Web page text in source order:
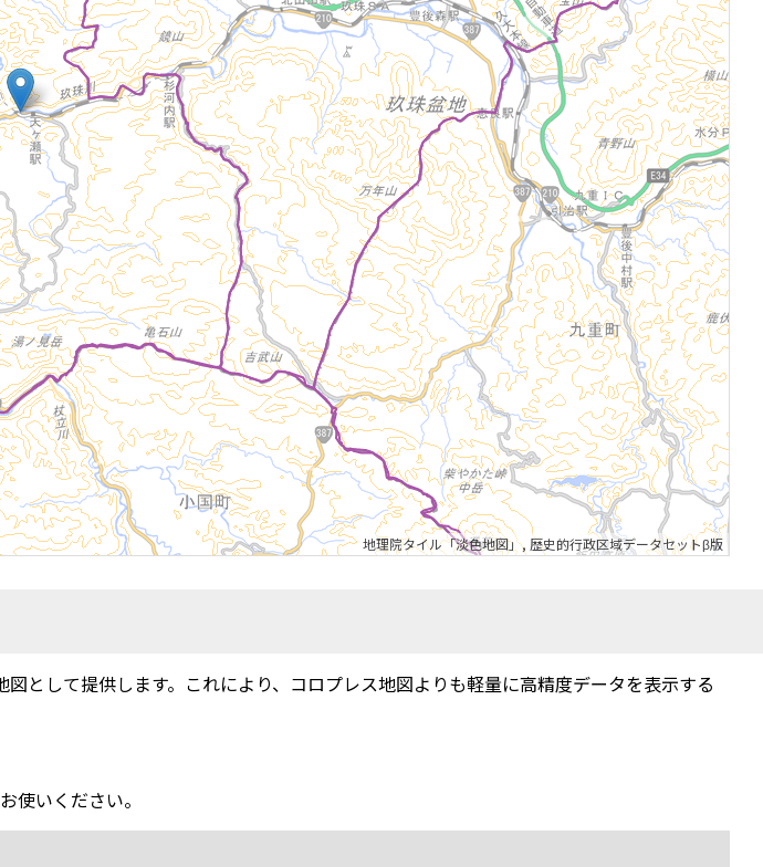
地理院タイル「淡色地図」, 歴史的行政区域データセットβ版
図として提供します。これにより、コロプレス地図よりも軽量に高精度データを表示する
使いください。